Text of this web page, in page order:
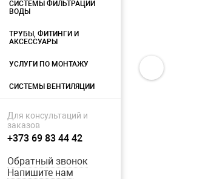
СИСТЕМЫ ФИЛЬТРАЦИИ
ВОДЫ
ТРУБЫ, ФИТИНГИ И
АКСЕССУАРЫ
УСЛУГИ ПО МОНТАЖУ
СИСТЕМЫ ВЕНТИЛЯЦИИ
Для консультаций и
заказов
+373 69 83 44 42
Обратный звонок
Напишите нам